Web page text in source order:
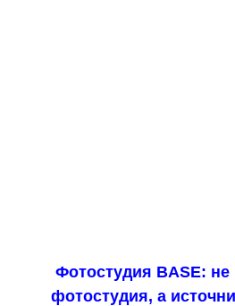
Фотостудия BASE: не
фотостудия, а